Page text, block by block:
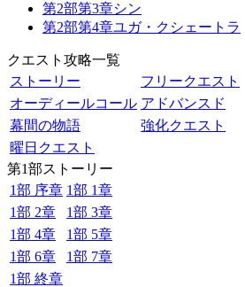
第2部第3章シン
第2部第4章ユガ・クシェートラ
クエスト攻略一覧
ストーリー
フリークエスト
オーディールコール アドバンスド
幕間の物語
強化クエスト
曜日クエスト
第1部ストーリー
1部 序章 1部 1章
1部 2章
1部 3章
1部 4章
1部 5章
1部 6章
1部 7章
1部 終章